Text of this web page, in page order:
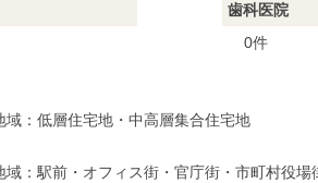
歯科医院
0件
域：低層住宅地・中高層集合住宅地
域：駅前・オフィス街・官庁街・市町村役場